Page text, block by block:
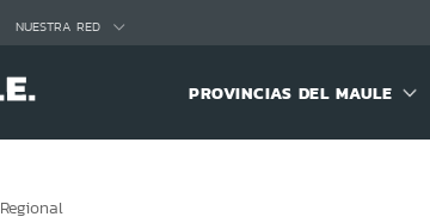
NUESTRA RED
PROVINCIAS DEL MAULE
Regional